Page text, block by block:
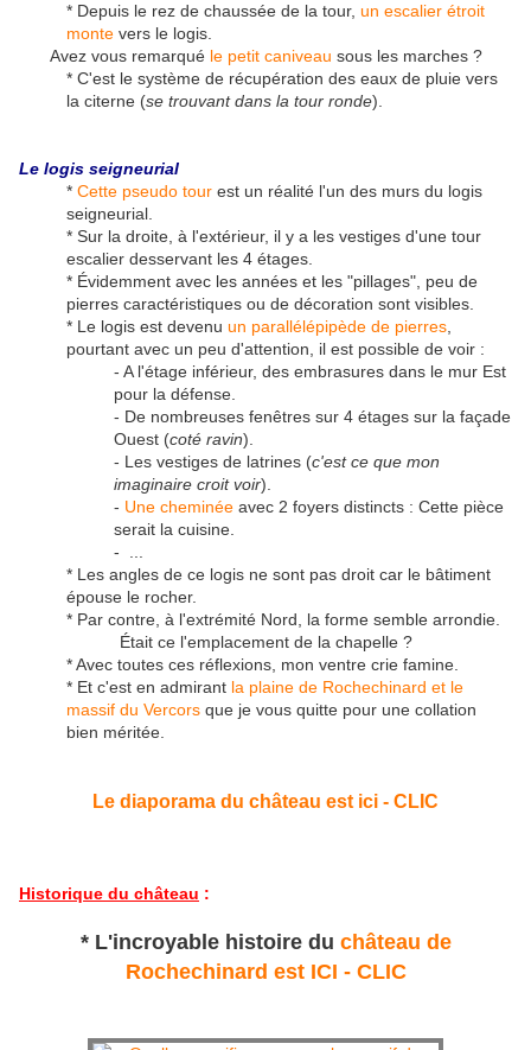
* Depuis le rez de chaussée de la tour, un escalier étroit
monte vers le logis.
Avez vous remarqué le petit caniveau sous les marches ?
* C'est le système de récupération des eaux de pluie vers
la citerne (se trouvant dans la tour ronde).
Le logis seigneurial
* Cette pseudo tour est un réalité l'un des murs du logis
seigneurial.
* Sur la droite, à l'extérieur, il y a les vestiges d'une tour
escalier desservant les 4 étages.
* Évidemment avec les années et les "pillages", peu de
pierres caractéristiques ou de décoration sont visibles.
* Le logis est devenu un parallélépipède de pierres,
pourtant avec un peu d'attention, il est possible de voir :
- A l'étage inférieur, des embrasures dans le mur Est
pour la défense.
- De nombreuses fenêtres sur 4 étages sur la façade
Ouest (coté ravin).
- Les vestiges de latrines (c'est ce que mon
imaginaire croit voir).
- Une cheminée avec 2 foyers distincts : Cette pièce
serait la cuisine.
- ...
* Les angles de ce logis ne sont pas droit car le bâtiment
épouse le rocher.
* Par contre, à l'extrémité Nord, la forme semble arrondie.
Était ce l'emplacement de la chapelle ?
* Avec toutes ces réflexions, mon ventre crie famine.
* Et c'est en admirant la plaine de Rochechinard et le
massif du Vercors que je vous quitte pour une collation
bien méritée.
Le diaporama du château est ici - CLIC
Historique du château :
* L'incroyable histoire du château de
Rochechinard est ICI - CLIC